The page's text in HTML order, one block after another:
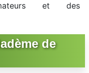
et des
de